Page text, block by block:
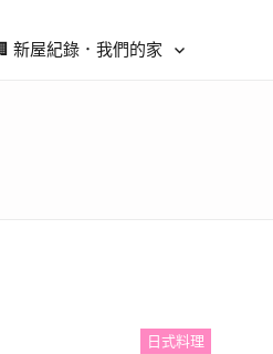
新屋紀錄．我們的家
日式料理